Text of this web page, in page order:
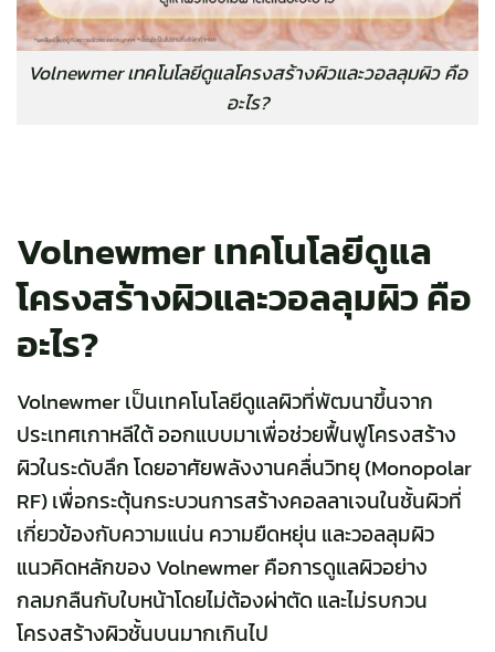
Volnewmer เทคโนโลยีดูแลโครงสร้างผิวและวอลลุมผิว คือ
อะไร?
Volnewmer เทคโนโลยีดูแล
โครงสร้างผิวและวอลลุมผิว คือ
อะไร?
Volnewmerเป็นเทคโนโลยีดูแลผิวที่พัฒนาขึ้นจาก
ประเทศเกาหลีใต้ ออกแบบมาเพื่อช่วยฟื้นฟูโครงสร้าง
ผิวในระดับลึก โดยอาศัยพลังงานคลื่นวิทยุ (Monopolar
RF) เพื่อกระตุ้นกระบวนการสร้างคอลลาเจนในชั้นผิวที่
เกี่ยวข้องกับความแน่น ความยืดหยุ่น และวอลลุมผิว
แนวคิดหลักของ Volnewmer คือการดูแลผิวอย่าง
กลมกลืนกับใบหน้าโดยไม่ต้องผ่าตัด และไม่รบกวน
โครงสร้างผิวชั้นบนมากเกินไป